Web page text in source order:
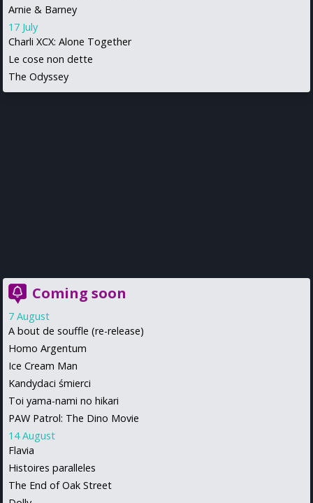
Arnie & Barney
17 July
Charli XCX: Alone Together
Le cose non dette
The Odyssey
Coming soon
7 August
A bout de souffle (re-release)
Homo Argentum
Ice Cream Man
Kandydaci śmierci
Toi yama-nami no hikari
PAW Patrol: The Dino Movie
14 August
Flavia
Histoires paralleles
The End of Oak Street